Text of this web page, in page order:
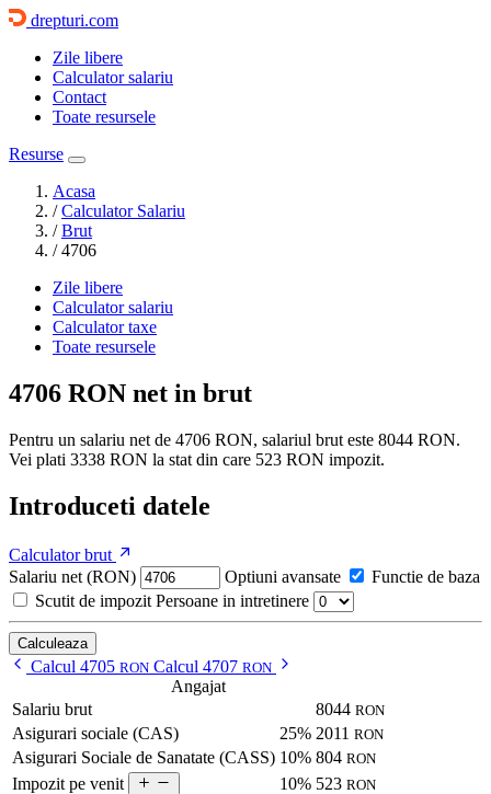
drepturi.com
Zile libere
Calculator salariu
Contact
Toate resursele
Resurse
Acasa
/ Calculator Salariu
/ Brut
/ 4706
Zile libere
Calculator salariu
Calculator taxe
Toate resursele
4706 RON net in brut
Pentru un salariu net de 4706 RON, salariul brut este 8044 RON.
Vei plati 3338 RON la stat din care 523 RON impozit.
Introduceti datele
Calculator brut
Salariu net (RON)
Optiuni avansate
Functie de baza
Scutit de impozit Persoane in intretinere
Calculeaza
Calcul 4705 RON Calcul 4707 RON
Angajat
Salariu brut
8044 RON
Asigurari sociale (CAS) 25% 2011 RON
Asigurari Sociale de Sanatate (CASS) 10% 804 RON
Impozit pe venit 10% 523 RON